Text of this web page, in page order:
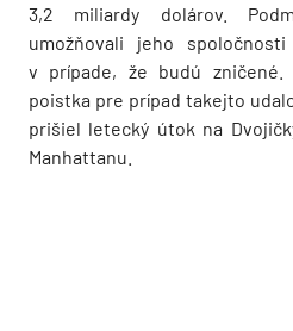
3,2 miliardy dolárov.
umožňovali jeho
v prípade, že budú zničené.
poistka pre prípad takejto
prišiel letecký útok na
Manhattanu.